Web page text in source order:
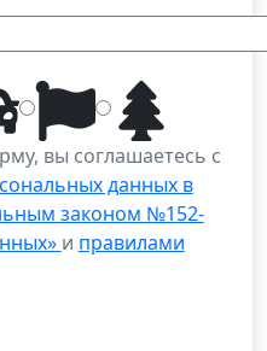
вы соглашаетесь с
данных в
законом №152-
и правилами